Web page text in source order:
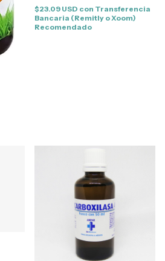
$23.09 USD con Transferencia
Bancaria (Remitly o Xoom)
Recomendado